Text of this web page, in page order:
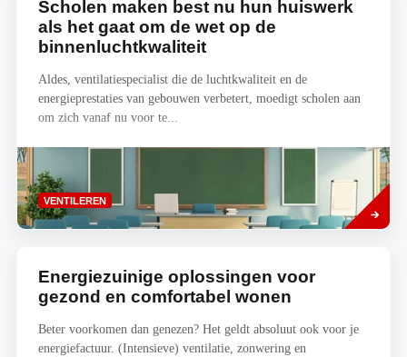
Scholen maken best nu hun huiswerk
als het gaat om de wet op de
binnenluchtkwaliteit
Aldes, ventilatiespecialist die de luchtkwaliteit en de
energieprestaties van gebouwen verbetert, moedigt scholen aan
om zich vanaf nu voor te...
VENTILEREN
meer
Energiezuinige oplossingen voor
gezond en comfortabel wonen
Beter voorkomen dan genezen? Het geldt absoluut ook voor je
energiefactuur. (Intensieve) ventilatie, zonwering en